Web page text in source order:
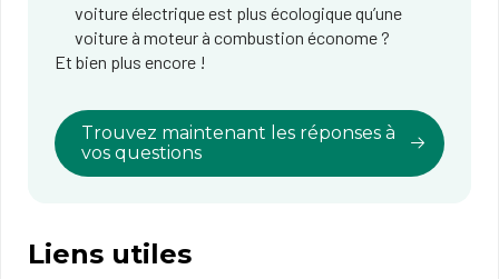
voiture électrique est plus écologique qu’une
voiture à moteur à combustion économe ?
Et bien plus encore !
Trouvez maintenant les réponses à
vos questions
Liens utiles